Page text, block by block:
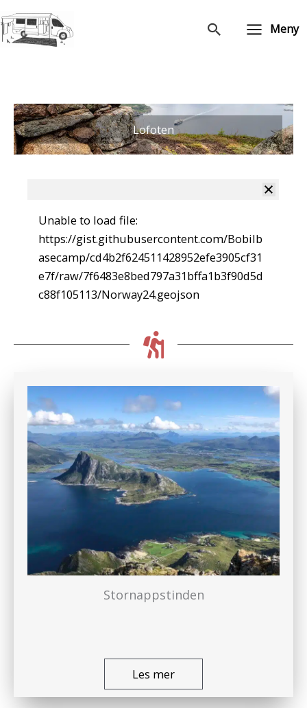
rett
til
Søk Meny
Lofoten
Unable to load file:
https://gist.githubusercontent.com/Bobilb
asecamp/cd4b2f624511428952efe3905cf31
e7f/raw/7f6483e8bed797a31bffa1b3f90d5d
c88f105113/Norway24.geojson
Stornappstinden
Les mer